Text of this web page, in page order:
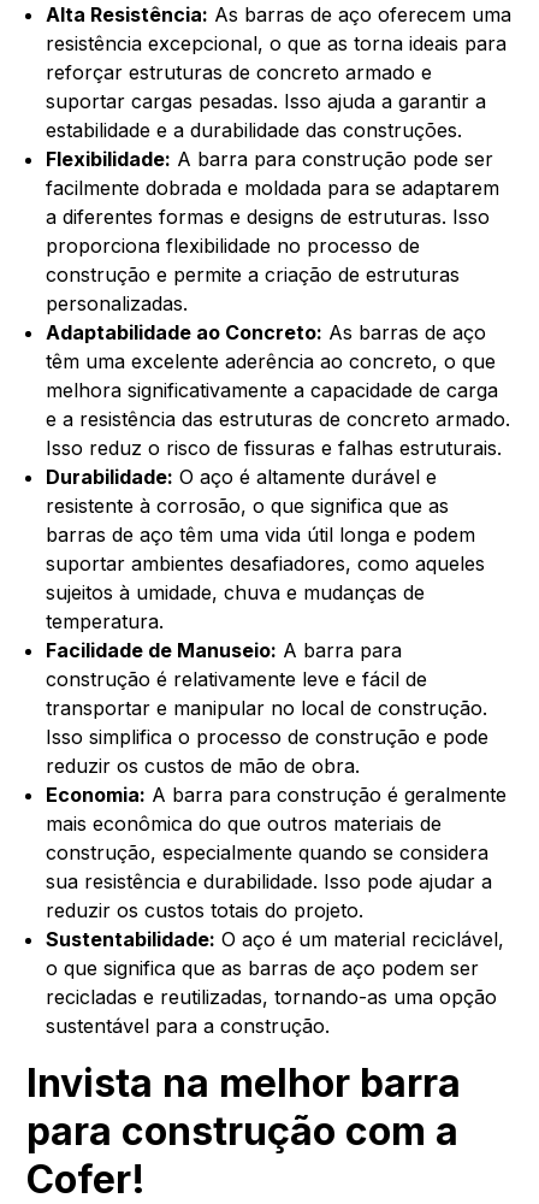
Alta Resistência: As barras de aço oferecem uma
resistência excepcional, o que as torna ideais para
reforçar estruturas de concreto armado e
suportar cargas pesadas. Isso ajuda a garantir a
estabilidade e a durabilidade das construções.
Flexibilidade: A barra para construção pode ser
facilmente dobrada e moldada para se adaptarem
a diferentes formas e designs de estruturas. Isso
proporciona flexibilidade no processo de
construção e permite a criação de estruturas
personalizadas.
Adaptabilidade ao Concreto: As barras de aço
têm uma excelente aderência ao concreto, o que
melhora significativamente a capacidade de carga
e a resistência das estruturas de concreto armado.
Isso reduz o risco de fissuras e falhas estruturais.
Durabilidade: O aço é altamente durável e
resistente à corrosão, o que significa que as
barras de aço têm uma vida útil longa e podem
suportar ambientes desafiadores, como aqueles
sujeitos à umidade, chuva e mudanças de
temperatura.
Facilidade de Manuseio: A barra para
construção é relativamente leve e fácil de
transportar e manipular no local de construção.
Isso simplifica o processo de construção e pode
reduzir os custos de mão de obra.
Economia: A barra para construção é geralmente
mais econômica do que outros materiais de
construção, especialmente quando se considera
sua resistência e durabilidade. Isso pode ajudar a
reduzir os custos totais do projeto.
Sustentabilidade: O aço é um material reciclável,
o que significa que as barras de aço podem ser
recicladas e reutilizadas, tornando-as uma opção
sustentável para a construção.
Invista na melhor barra
para construção com a
Cofer!